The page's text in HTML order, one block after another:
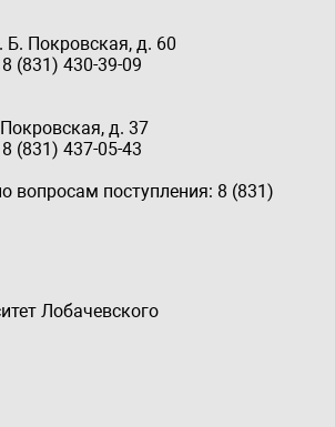
Б. Покровская, д. 60
(831) 430-39-09
д. 37
(831) 437-05-43
вопросам поступления: 8 (831)
Лобачевского